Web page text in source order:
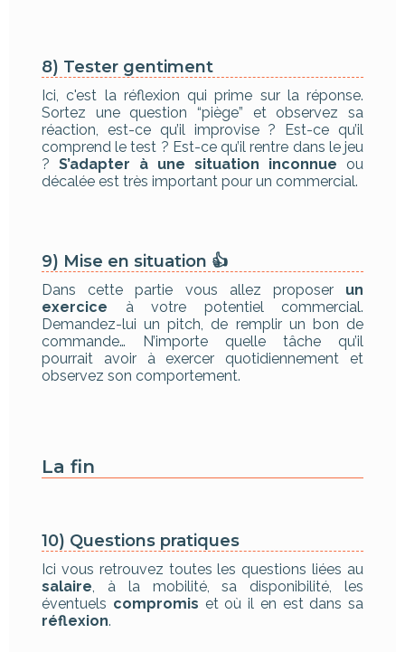
8) Tester gentiment
Ici, c'est la réflexion qui prime sur la réponse.
Sortez une question “piège” et observez sa
réaction, est-ce qu’il improvise ? Est-ce qu’il
comprend le test ? Est-ce qu’il rentre dans le jeu
? S’adapter à une situation inconnue ou
décalée est très important pour un commercial.
9) Mise en situation 👍
Dans cette partie vous allez proposerun
exercice à votre potentiel commercial.
Demandez-lui un pitch, de remplir un bon de
commande… N’importe quelle tâche qu’il
pourrait avoir à exercer quotidiennement et
observez son comportement.
La fin
10) Questions pratiques
Ici vous retrouvez toutes les questions liées au
salaire, à la mobilité, sa disponibilité, les
éventuels compromis et où il en est dans sa
réflexion.